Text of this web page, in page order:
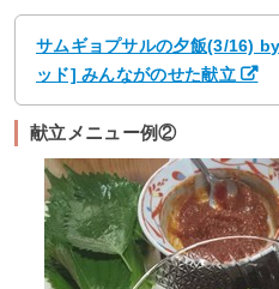
サムギョプサルの夕飯(3/16)
ッド] みんながのせた献立
献立メニュー例②